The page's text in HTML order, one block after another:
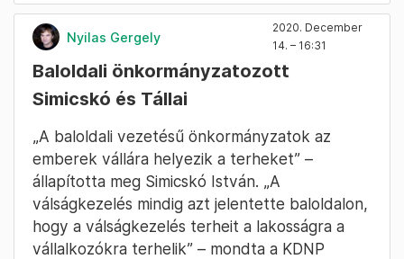
Nyilas Gergely
2020. December
14. – 16:31
Baloldali önkormányzatozott
Simicskó és Tállai
„A baloldali vezetésű önkormányzatok az
emberek vállára helyezik a terheket” –
állapította meg Simicskó István. „A
válságkezelés mindig azt jelentette baloldalon,
hogy a válságkezelés terheit a lakosságra a
vállalkozókra terhelik” – mondta a KDNP